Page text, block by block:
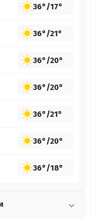
36°/17°
36°/21°
36°/20°
36°/20°
36°/21°
36°/20°
36°/18°